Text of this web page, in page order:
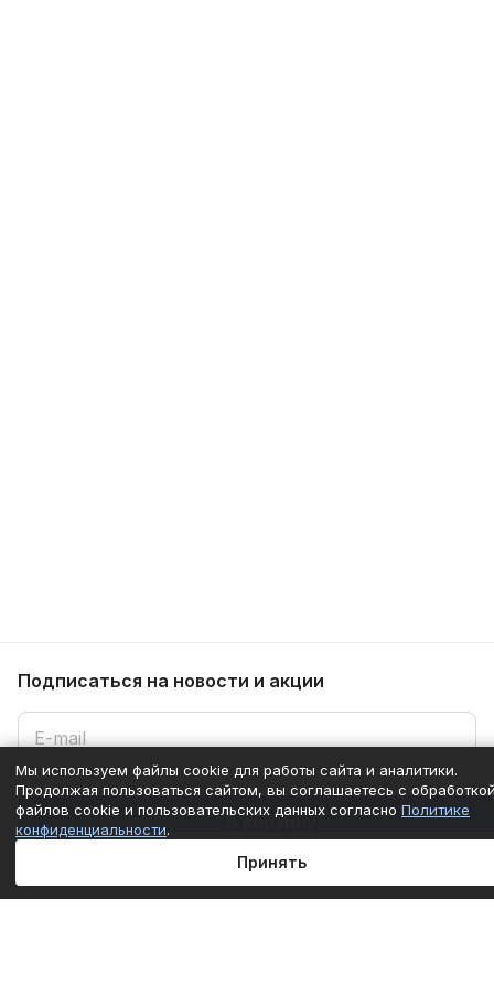
В корзину
Подписаться на новости и акции
Подписаться
Мы используем файлы cookie для работы сайта и аналитики.
Продолжая пользоваться сайтом, вы соглашаетесь с
файлов cookie и пользовательских данных согласно Политике
конфиденциальности.
Принять